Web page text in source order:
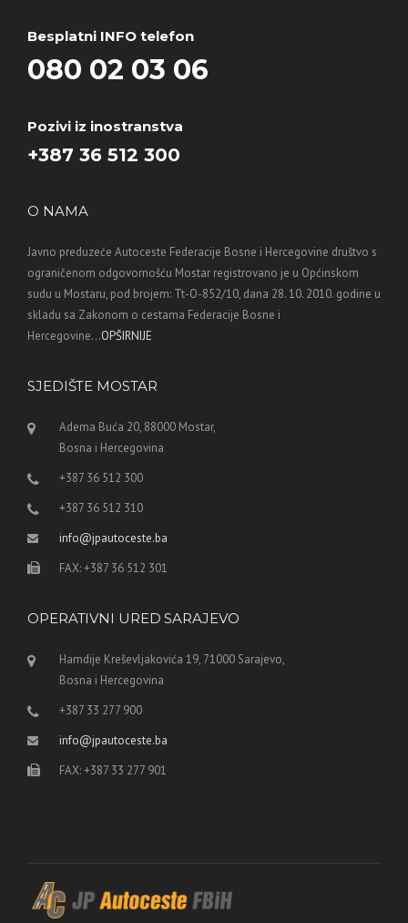
Besplatni INFO telefon
080 02 03 06
Pozivi iz inostranstva
+387 36 512 300
O NAMA
Javno preduzeće Autoceste Federacije Bosne i Hercegovine društvo s
ograničenom odgovornošću Mostar registrovano je u Općinskom
sudu u Mostaru, pod brojem: Tt-O-852/10, dana 28. 10. 2010. godine u
skladu sa Zakonom o cestama Federacije Bosne i
Hercegovine...OPŠIRNIJE
SJEDIŠTE MOSTAR
Adema Buća 20, 88000 Mostar,
Bosna i Hercegovina
+387 36 512 300
+387 36 512 310
info@jpautoceste.ba
FAX: +387 36 512 301
OPERATIVNI URED SARAJEVO
Hamdije Kreševljakovića 19, 71000 Sarajevo,
Bosna i Hercegovina
+387 33 277 900
info@jpautoceste.ba
FAX: +387 33 277 901